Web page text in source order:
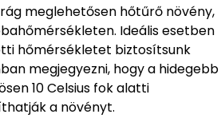
meglehetősen hőtűrő növény,
Ideális esetben
hőmérsékletet biztosítsunk
megjegyezni, hogy a hidegebb
10 Celsius fok alatti
a növényt.